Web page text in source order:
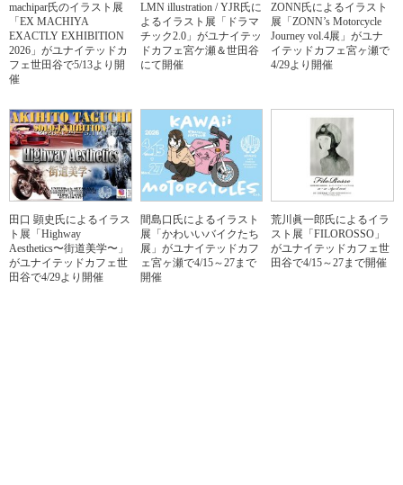
machipar氏のイラスト展
「EX MACHIYA
EXACTLY EXHIBITION
2026」がユナイテッドカ
フェ世田谷で5/13より開
催
LMN illustration / YJR氏に
よるイラスト展「ドラマ
チック2.0」がユナイテッ
ドカフェ宮ケ瀬＆世田谷
にて開催
ZONN氏によるイラスト
展「ZONN’s Motorcycle
Journey vol.4展」がユナ
イテッドカフェ宮ヶ瀬で
4/29より開催
田口 顕史氏によるイラス
ト展「Highway
Aesthetics〜街道美学〜」
がユナイテッドカフェ世
田谷で4/29より開催
間島口氏によるイラスト
展「かわいいバイクたち
展」がユナイテッドカフ
ェ宮ヶ瀬で4/15～27まで
開催
荒川眞一郎氏によるイラ
スト展「FILOROSSO」
がユナイテッドカフェ世
田谷で4/15～27まで開催